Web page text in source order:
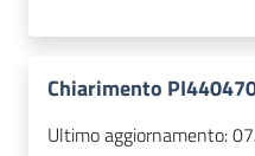
Chiarimento
Ultimo aggiornamento: